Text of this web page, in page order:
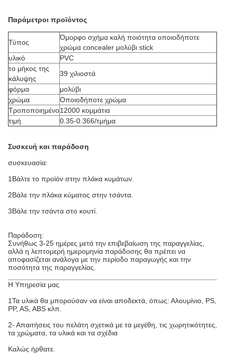
Παράμετροι προϊόντος
Τύπος
Όμορφο σχήμα καλή ποιότητα οποιοδήποτε
χρώμα concealer μολύβι stick
υλικό
PVC
το μήκος της
κάλυψης
39 χιλιοστά
φόρμα
μολύβι
χρώμα
Οποιοδήποτε χρώμα
Τροποποιημένο12000 κομμάτια
τιμή
0.35-0.366/τμήμα
Συσκευή και παράδοση
συσκευασία:
1Βάλτε το προϊόν στην πλάκα κυμάτων.
2Βάλε την πλάκα κύματος στην τσάντα.
3Βάλε την τσάντα στο κουτί.
Παράδοση:
Συνήθως 3-25 ημέρες μετά την επιβεβαίωση της παραγγελίας,
αλλά η λεπτομερή ημερομηνία παράδοσης θα πρέπει να
αποφασίζεται ανάλογα με την περίοδο παραγωγής και την
ποσότητα της παραγγελίας.
Η Υπηρεσία μας
1Τα υλικά θα μπορούσαν να είναι αποδεκτά, όπως: Αλουμίνιο, PS,
PP, AS, ABS κλπ.
2- Απαιτήσεις του πελάτη σχετικά με τα μεγέθη, τις χωρητικότητες,
τα χρώματα, τα υλικά και τα σχέδια
Καλώς ήρθατε.